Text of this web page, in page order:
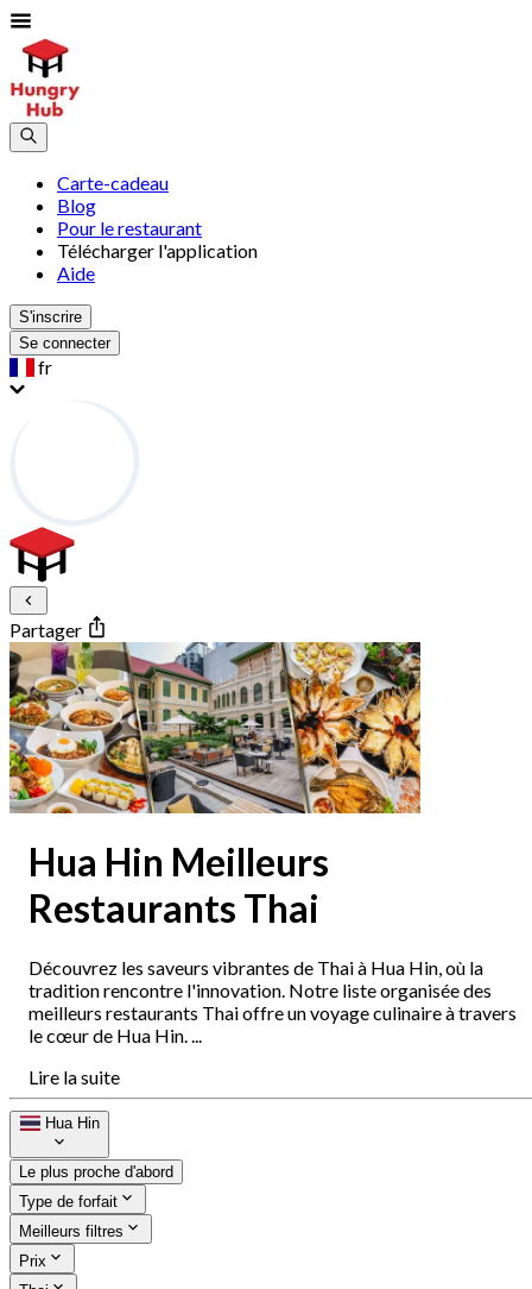
Carte-cadeau
Blog
Pour le restaurant
Télécharger l'application
Aide
S'inscrire
Se connecter
fr
Partager
Hua Hin Meilleurs
Restaurants Thai
Découvrez les saveurs vibrantes de Thai à Hua Hin, où la
tradition rencontre l'innovation. Notre liste organisée des
meilleurs restaurants Thai offre un voyage culinaire à travers
le cœur de Hua Hin. ...
Lire la suite
Hua Hin
Le plus proche d'abord
Type de forfait
Meilleurs filtres
Prix